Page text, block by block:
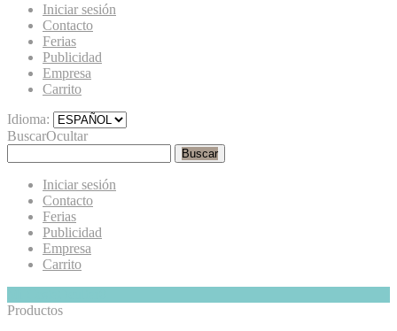
Iniciar sesión
Contacto
Ferias
Publicidad
Empresa
Carrito
Idioma:
BuscarOcultar
Buscar
Iniciar sesión
Contacto
Ferias
Publicidad
Empresa
Carrito
Productos